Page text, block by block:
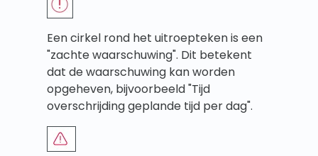
Een cirkel rond het uitroepteken is een
"zachte waarschuwing". Dit betekent
dat de waarschuwing kan worden
opgeheven, bijvoorbeeld "Tijd
overschrijding geplande tijd per dag".